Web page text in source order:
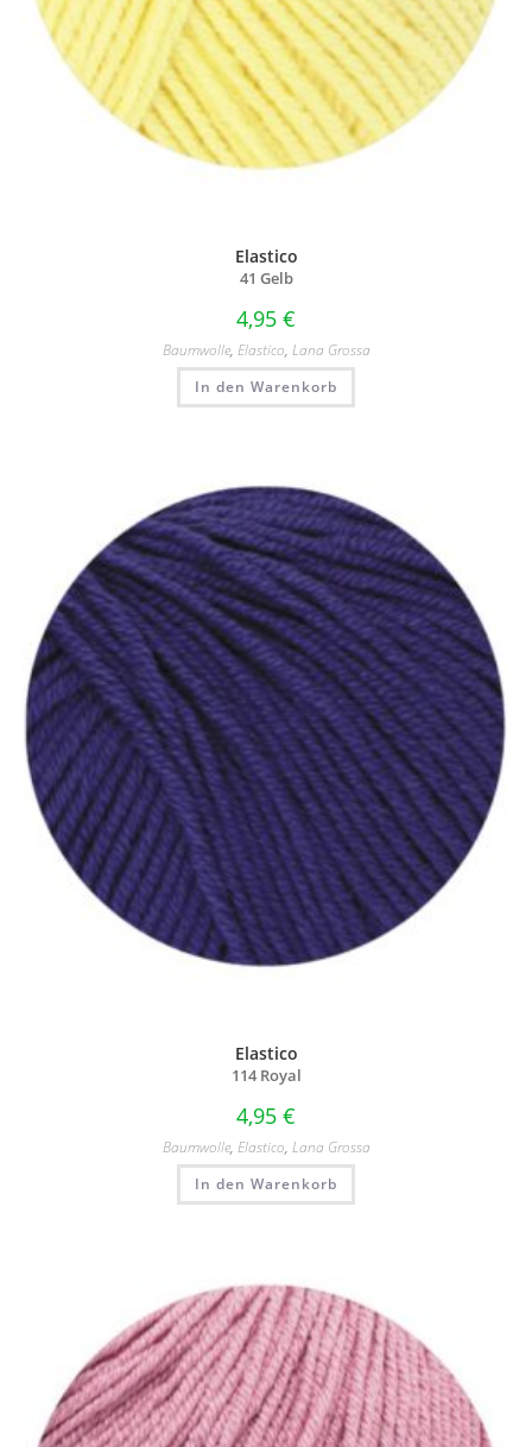
Elastico
41 Gelb
4,95 €
Baumwolle, Elastico, Lana Grossa
In den Warenkorb
Elastico
114 Royal
4,95 €
Baumwolle, Elastico, Lana Grossa
In den Warenkorb